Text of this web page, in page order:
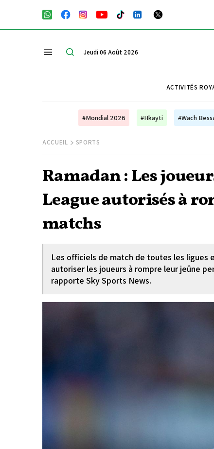
Jeudi 06 Août 2026
ACTIVITÉS
#Mondial 2026 #Hkayti #Wach
ACCUEIL SPORTS
Ramadan : Les
League autorisés à
matchs
Les officiels de match de toutes les ligues
autoriser les joueurs à rompre leur jeûne
rapporte Sky Sports News.